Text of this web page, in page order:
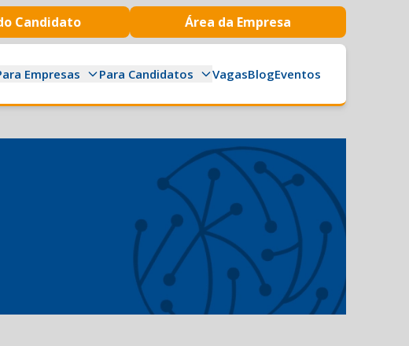
Candidato Área da Empresa
Empresas Para Candidatos VagasBlogEventos